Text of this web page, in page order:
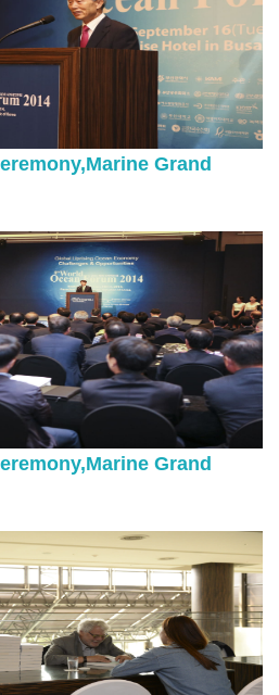
Grand
Grand